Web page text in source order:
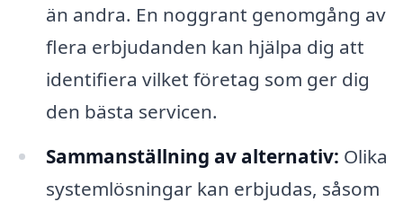
än andra. En noggrant genomgång av
flera erbjudanden kan hjälpa dig att
identifiera vilket företag som ger dig
den bästa servicen.
Sammanställning av alternativ: Olika
systemlösningar kan erbjudas, såsom